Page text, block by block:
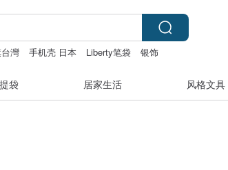
灣 手机壳 日本 Liberty笔袋 银饰
袋 居家生活 风格文具